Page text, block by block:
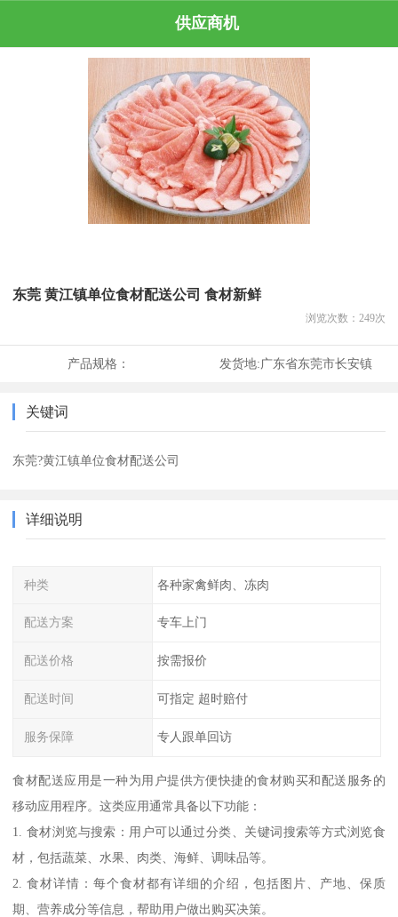
供应商机
东莞 黄江镇单位食材配送公司 食材新鲜
浏览次数： 249次
产品规格： 发货地:广东省东莞市长安镇
关键词
东莞?黄江镇单位食材配送公司
详细说明
种类 各种家禽鲜肉、冻肉
配送方案 专车上门
配送价格 按需报价
配送时间 可指定 超时赔付
服务保障 专人跟单回访
食材配送应用是一种为用户提供方便快捷的食材购买和配送服务的
移动应用程序。这类应用通常具备以下功能：
1. 食材浏览与搜索：用户可以通过分类、关键词搜索等方式浏览食
材，包括蔬菜、水果、肉类、海鲜、调味品等。
2. 食材详情：每个食材都有详细的介绍，包括图片、产地、保质
期、营养成分等信息，帮助用户做出购买决策。